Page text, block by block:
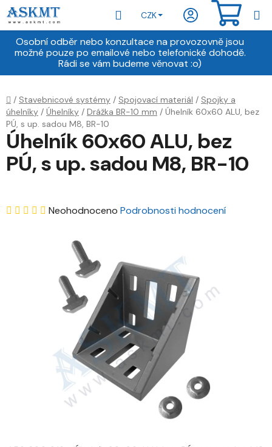
Přejít
na
obsah
Osobní odběr nebo konzultace na provozovně jsou
možné pouze po emailové nebo telefonické dohodě.
Rádi se vám budeme věnovat :o)
Hledat
CZK
Domů
/ Stavebnicové systémy / Spojovací materiál / Spojky a
úhelníky / Úhelníky / Drážka BR-10 mm / Úhelník 60x60 ALU, bez
PÚ, s up. sadou M8, BR-10
Úhelník 60x60 ALU, bez
PÚ, s up. sadou M8, BR-10
Průměrné
produktu
0,0
hvězdiček.
Neohodnoceno Podrobnosti hodnocení